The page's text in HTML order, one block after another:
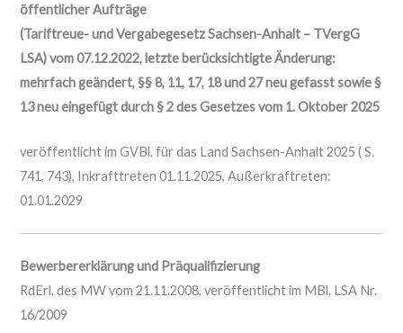
öffentlicher Aufträge
(Tariftreue- und Vergabegesetz Sachsen-Anhalt – TVergG
LSA) vom 07.12.2022, letzte berücksichtigte Änderung:
mehrfach geändert, §§ 8, 11, 17, 18 und 27 neu gefasst sowie §
13 neu eingefügt durch § 2 des Gesetzes vom 1. Oktober 2025
veröffentlicht im GVBl. für das Land Sachsen-Anhalt 2025 ( S.
741, 743), Inkrafttreten 01.11.2025, Außerkraftreten:
01.01.2029
Bewerbererklärung und Präqualifizierung
RdErl. des MW vom 21.11.2008, veröffentlicht im MBl. LSA Nr.
16/2009